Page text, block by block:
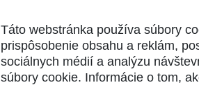
Táto webstránka používa súbory
prispôsobenie obsahu a reklám,
sociálnych médií a analýzu
súbory cookie. Informácie o tom,